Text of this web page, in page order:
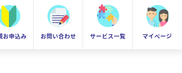
お申込み お問い合わせ サービス一覧 マイページ